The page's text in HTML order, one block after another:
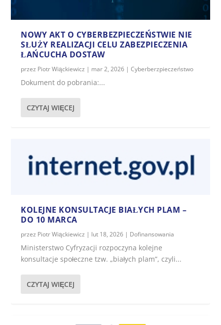
NOWY AKT O CYBERBEZPIECZEŃSTWIE NIE
SŁUŻY REALIZACJI CELU ZABEZPIECZENIA
ŁAŃCUCHA DOSTAW
przez Piotr Wiąckiewicz | mar 2, 2026 |Cyberberzpieczeństwo
Dokument do pobrania:...
CZYTAJ WIĘCEJ
KOLEJNE KONSULTACJE BIAŁYCH PLAM –
DO 10 MARCA
przez Piotr Wiąckiewicz | lut 18, 2026 | Dofinansowania
Ministerstwo Cyfryzacji rozpoczyna kolejne
konsultacje społeczne tzw. „białych plam”, czyli...
CZYTAJ WIĘCEJ